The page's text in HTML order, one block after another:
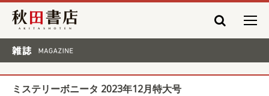
秋田書店
ミステリーボニータ 2023年12月特大号